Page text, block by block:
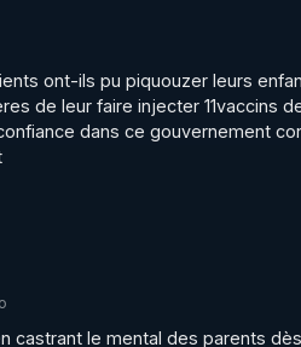
ont-ils pu piquouzer leurs
de leur faire injecter 11vaccins
dans ce gouvernement
castrant le mental des parents